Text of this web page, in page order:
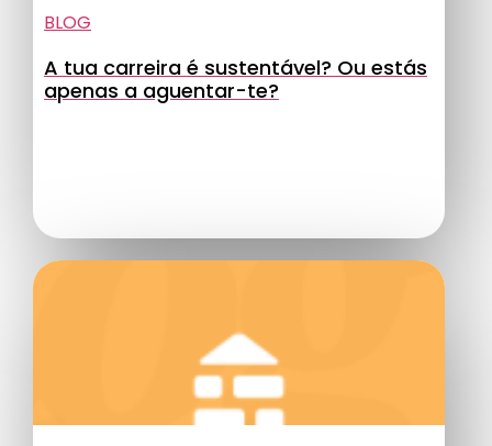
BLOG
A tua carreira é sustentável? Ou estás
apenas a aguentar-te?